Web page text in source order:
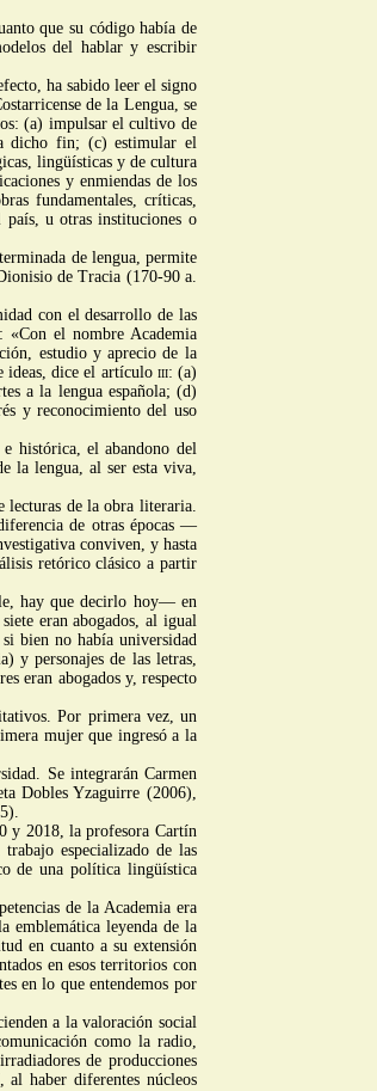
que su código había de
del hablar y escribir
ha sabido leer el signo
de la Lengua, se
(a) impulsar el cultivo de
dicho fin; (c) estimular el
lingüísticas y de cultura
y enmiendas de los
fundamentales, críticas,
u otras instituciones o
de lengua, permite
de Tracia (170-90 a.
con el desarrollo de las
«Con el nombre Academia
estudio y aprecio de la
ideas, dice el artículo iii: (a)
a la lengua española; (d)
y reconocimiento del uso
histórica, el abandono del
la lengua, al ser esta viva,
lecturas de la obra literaria.
de otras épocas —
conviven, y hasta
retórico clásico a partir
hay que decirlo hoy— en
eran abogados, al igual
bien no había universidad
y personajes de las letras,
eran abogados y, respecto
Por primera vez, un
mujer que ingresó a la
Se integrarán Carmen
Dobles Yzaguirre (2006),
y 2018, la profesora Cartín
especializado de las
de una política lingüística
de la Academia era
emblemática leyenda de la
en cuanto a su extensión
en esos territorios con
en lo que entendemos por
a la valoración social
como la radio,
de producciones
al haber diferentes núcleos